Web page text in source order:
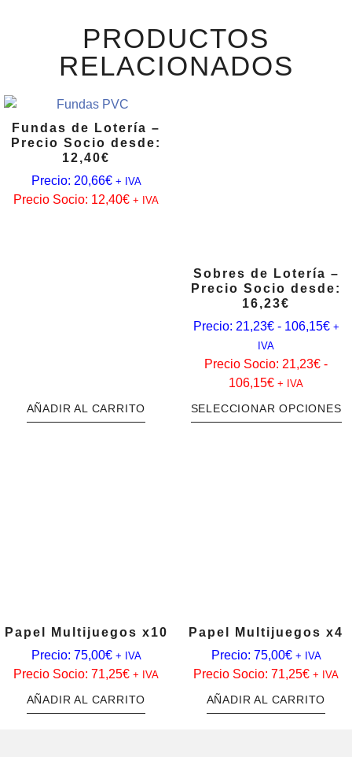
PRODUCTOS
RELACIONADOS
Fundas de Lotería –
Precio Socio desde:
12,40€
Precio: 20,66€+ IVA
Precio Socio: 12,40€ + IVA
AÑADIR AL CARRITO
Sobres de Lotería –
Precio Socio desde:
16,23€
Precio: 21,23€ - 106,15€+
IVA
Precio Socio: 21,23€ -
106,15€ + IVA
SELECCIONAR OPCIONES
Papel Multijuegos x10
Precio: 75,00€+ IVA
Precio Socio: 71,25€ + IVA
AÑADIR AL CARRITO
Papel Multijuegos x4
Precio: 75,00€+ IVA
Precio Socio: 71,25€ + IVA
AÑADIR AL CARRITO